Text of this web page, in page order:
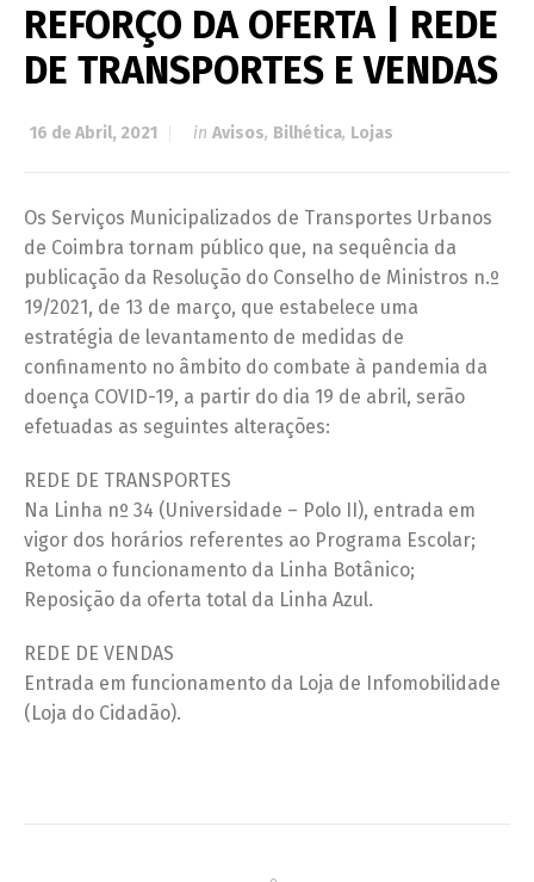
REFORÇO DA OFERTA | REDE
DE TRANSPORTES E VENDAS
16 de Abril, 2021 in Avisos, Bilhética, Lojas
Os Serviços Municipalizados de Transportes Urbanos
de Coimbra tornam público que, na sequência da
publicação da Resolução do Conselho de Ministros n.º
19/2021, de 13 de março, que estabelece uma
estratégia de levantamento de medidas de
confinamento no âmbito do combate à pandemia da
doença COVID-19, a partir do dia 19 de abril, serão
efetuadas as seguintes alterações:
REDE DE TRANSPORTES
Na Linha nº 34 (Universidade – Polo II), entrada em
vigor dos horários referentes ao Programa Escolar;
Retoma o funcionamento da Linha Botânico;
Reposição da oferta total da Linha Azul.
REDE DE VENDAS
Entrada em funcionamento da Loja de Infomobilidade
(Loja do Cidadão).